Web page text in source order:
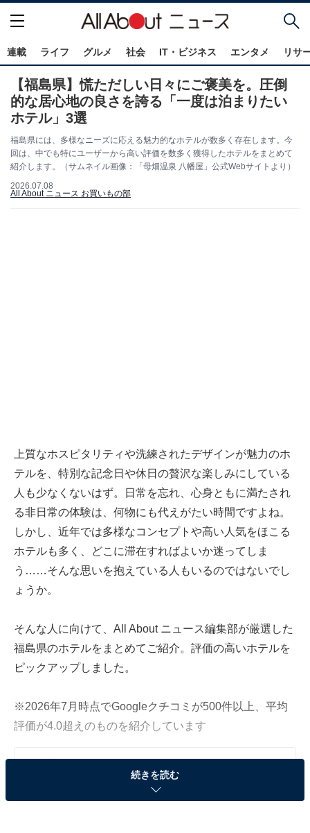
連載 ライフ グルメ 社会 IT・ビジネス エンタメ リサ
【福島県】慌ただしい日々にご褒美を。圧倒
的な居心地の良さを誇る「一度は泊まりたい
ホテル」3選
福島県には、多様なニーズに応える魅力的なホテルが数多く存在します。今
回は、中でも特にユーザーから高い評価を数多く獲得したホテルをまとめて
紹介します。（サムネイル画像：「母畑温泉 八幡屋」公式Webサイトより）
2026.07.08
All About ニュース お買いもの部
上質なホスピタリティや洗練されたデザインが魅力のホ
テルを、特別な記念日や休日の贅沢な楽しみにしている
人も少なくないはず。日常を忘れ、心身ともに満たされ
る非日常の体験は、何物にも代えがたい時間ですよね。
しかし、近年では多様なコンセプトや高い人気をほこる
ホテルも多く、どこに滞在すればよいか迷ってしま
う……そんな思いを抱えている人もいるのではないでし
ょうか。
そんな人に向けて、All About ニュース編集部が厳選した
福島県のホテルをまとめてご紹介。評価の高いホテルを
ピックアップしました。
※2026年7月時点でGoogleクチコミが500件以上、平均
評価が4.0超えのものを紹介しています
この記事の執筆者： All About ニュース お買
続きを読む